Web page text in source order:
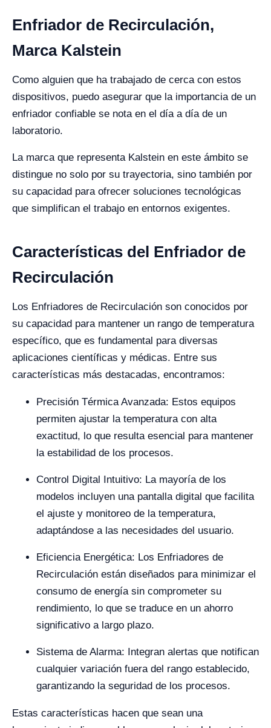
Enfriador de Recirculación,
Marca Kalstein
Como alguien que ha trabajado de cerca con estos
dispositivos, puedo asegurar que la importancia de un
enfriador confiable se nota en el día a día de un
laboratorio.
La marca que representa Kalstein en este ámbito se
distingue no solo por su trayectoria, sino también por
su capacidad para ofrecer soluciones tecnológicas
que simplifican el trabajo en entornos exigentes.
Características del Enfriador de
Recirculación
Los Enfriadores de Recirculación son conocidos por
su capacidad para mantener un rango de temperatura
específico, que es fundamental para diversas
aplicaciones científicas y médicas. Entre sus
características más destacadas, encontramos:
Precisión Térmica Avanzada: Estos equipos
permiten ajustar la temperatura con alta
exactitud, lo que resulta esencial para mantener
la estabilidad de los procesos.
Control Digital Intuitivo: La mayoría de los
modelos incluyen una pantalla digital que facilita
el ajuste y monitoreo de la temperatura,
adaptándose a las necesidades del usuario.
Eficiencia Energética: Los Enfriadores de
Recirculación están diseñados para minimizar el
consumo de energía sin comprometer su
rendimiento, lo que se traduce en un ahorro
significativo a largo plazo.
Sistema de Alarma: Integran alertas que notifican
cualquier variación fuera del rango establecido,
garantizando la seguridad de los procesos.
Estas características hacen que sean una